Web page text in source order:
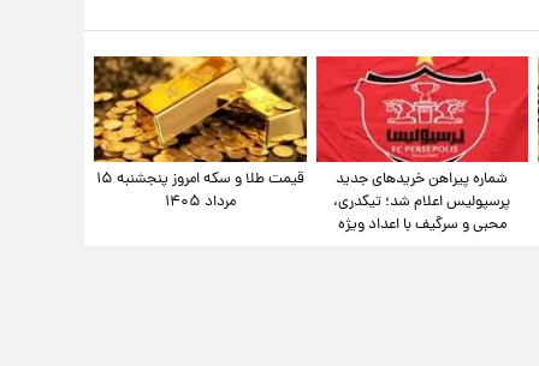
شماره پیراهن خریدهای جدید
پرسپولیس اعلام شد؛ تیکدری،
محبی و سرگیف با اعداد ویژه
قیمت طلا و سکه امروز پنجشنبه ۱۵
مرداد ۱۴۰۵